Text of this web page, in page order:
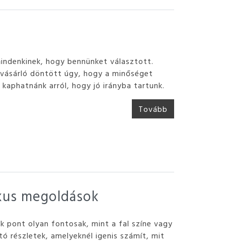
hogy bennünket választott.
döntött úgy, hogy a minőséget
arról, hogy jó irányba tartunk.
Tovább
megoldások
pont olyan fontosak, mint a fal színe vagy
részletek, amelyeknél igenis számít, mit